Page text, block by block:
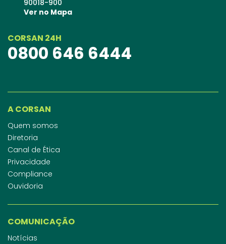
90018-900
Ver no Mapa
CORSAN 24H
0800 646 6444
A CORSAN
Quem somos
Diretoria
Canal de Ética
Privacidade
Compliance
Ouvidoria
COMUNICAÇÃO
Notícias